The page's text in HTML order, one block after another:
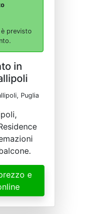
previsto
in
Puglia
e